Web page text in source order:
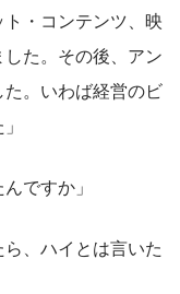
・コンテンツ、映
た。その後、アン
。いわば経営のビ
ですか」
、ハイとは言いた